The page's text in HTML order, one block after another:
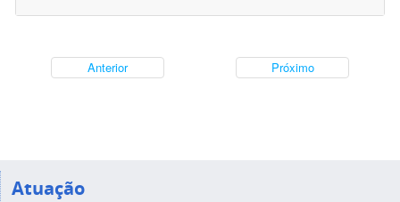
Anterior Próximo
Atuação